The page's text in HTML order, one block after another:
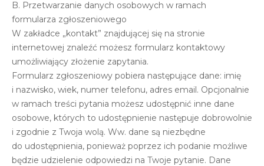
B. Przetwarzanie danych osobowych w ramach
formularza zgłoszeniowego
W zakładce „kontakt” znajdującej się na stronie
internetowej znaleźć możesz formularz kontaktowy
umożliwiający złożenie zapytania.
Formularz zgłoszeniowy pobiera następujące dane: imię
i nazwisko, wiek, numer telefonu, adres email. Opcjonalnie
w ramach treści pytania możesz udostępnić inne dane
osobowe, których to udostępnienie następuje dobrowolnie
i zgodnie z Twoja wolą. Ww. dane są niezbędne
do udostępnienia, ponieważ poprzez ich podanie możliwe
będzie udzielenie odpowiedzi na Twoje pytanie. Dane